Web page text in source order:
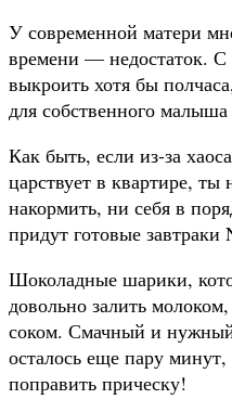
У современной матери
времени — недостаток.
выкроить хотя бы
для собственного
Как быть, если из-за
царствует в квартире,
накормить, ни себя в
придут готовые завтраки
Шоколадные шарики,
довольно залить
соком. Смачный и нужный
осталось еще пару
поправить прическу!